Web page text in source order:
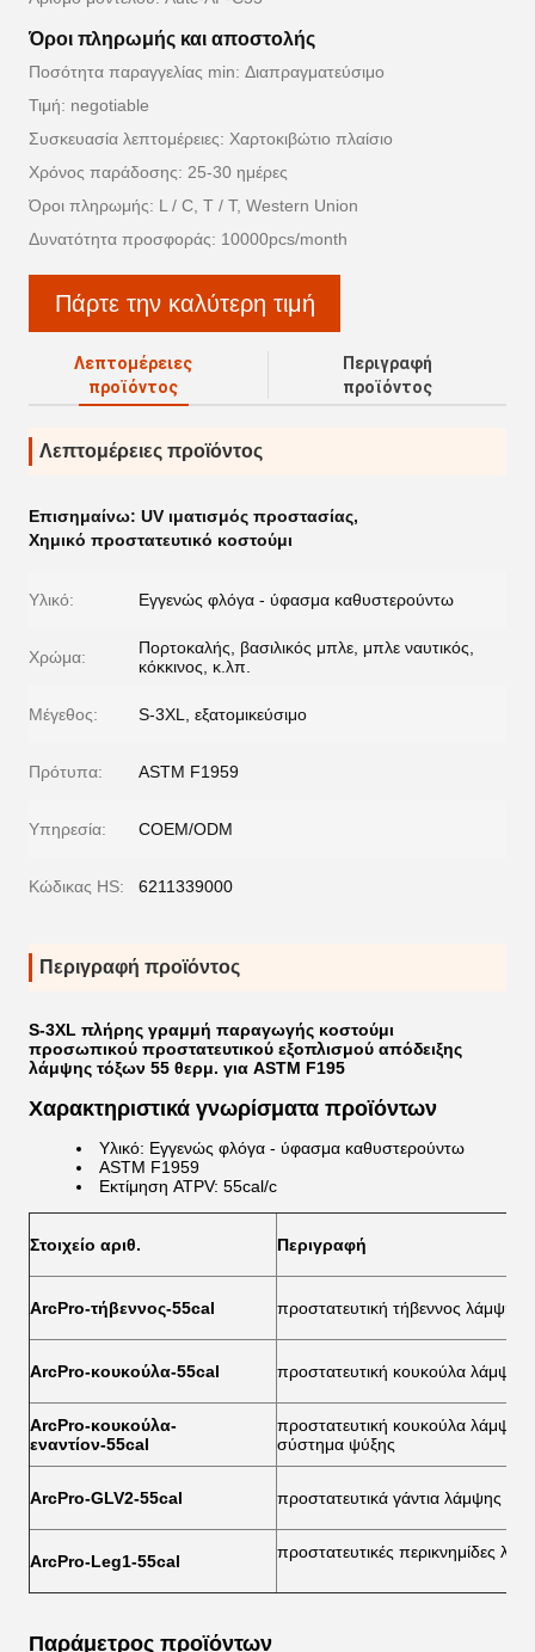
Όροι πληρωμής και αποστολής
Ποσότητα παραγγελίας min: Διαπραγματεύσιμο
Τιμή: negotiable
Συσκευασία λεπτομέρειες: Χαρτοκιβώτιο πλαίσιο
Χρόνος παράδοσης: 25-30 ημέρες
Όροι πληρωμής: L / C, T / T, Western Union
Δυνατότητα προσφοράς: 10000pcs/month
Πάρτε την καλύτερη τιμή
Λεπτομέρειες
προϊόντος
Περιγραφή
προϊόντος
Λεπτομέρειες προϊόντος
Επισημαίνω: UV ιματισμός προστασίας,
Χημικό προστατευτικό κοστούμι
Υλικό: Εγγενώς φλόγα - ύφασμα καθυστερούντω
Χρώμα:
Πορτοκαλής, βασιλικός μπλε, μπλε ναυτικός,
κόκκινος, κ.λπ.
Μέγεθος: S-3XL, εξατομικεύσιμο
Πρότυπα: ASTM F1959
Υπηρεσία: COEM/ODM
Κώδικας HS: 6211339000
Περιγραφή προϊόντος
S-3XL πλήρης γραμμή παραγωγής κοστούμι
προσωπικού προστατευτικού εξοπλισμού απόδειξης
λάμψης τόξων 55 θερμ. για ASTM F195
Χαρακτηριστικά γνωρίσματα προϊόντων
Υλικό: Εγγενώς φλόγα - ύφασμα καθυστερούντω
ASTM F1959
Εκτίμηση ATPV: 55cal/c
Στοιχείο αριθ. Περιγραφή
ArcPro-τήβεννος-55cal προστατευτική τήβεννος λάμψης
ArcPro-κουκούλα-55cal προστατευτική κουκούλα
ArcPro-κουκούλα-
εναντίον-55cal
προστατευτική κουκούλα
σύστημα ψύξης
ArcPro-GLV2-55cal προστατευτικά γάντια λάμψης
ArcPro-Leg1-55cal προστατευτικές περικνημίδες
Παράμετρος προϊόντων